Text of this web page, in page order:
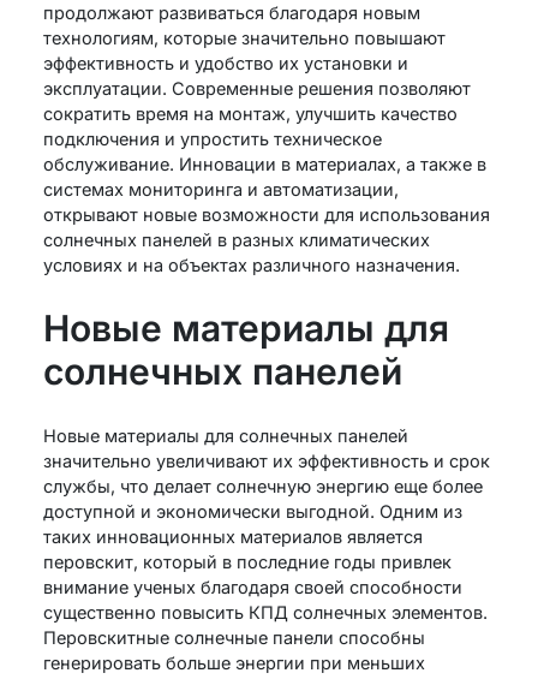
продолжают развиваться благодаря новым
технологиям, которые значительно повышают
эффективность и удобство их установки и
эксплуатации. Современные решения позволяют
сократить время на монтаж, улучшить качество
подключения и упростить техническое
обслуживание. Инновации в материалах, а также в
системах мониторинга и автоматизации,
открывают новые возможности для использования
солнечных панелей в разных климатических
условиях и на объектах различного назначения.
Новые материалы для
солнечных панелей
Новые материалы для солнечных панелей
значительно увеличивают их эффективность и срок
службы, что делает солнечную энергию еще более
доступной и экономически выгодной. Одним из
таких инновационных материалов является
перовскит, который в последние годы привлек
внимание ученых благодаря своей способности
существенно повысить КПД солнечных элементов.
Перовскитные солнечные панели способны
генерировать больше энергии при меньших